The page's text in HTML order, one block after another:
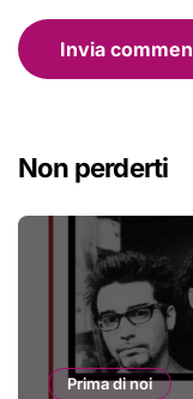
Non perderti
Prima di noi